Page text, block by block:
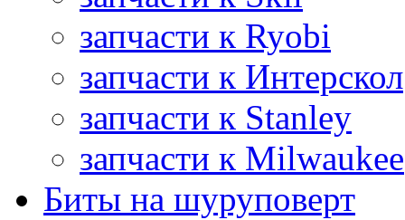
запчасти к Ryobi
запчасти к Интерскол
запчасти к Stanley
запчасти к Milwaukee
Биты на шуруповерт